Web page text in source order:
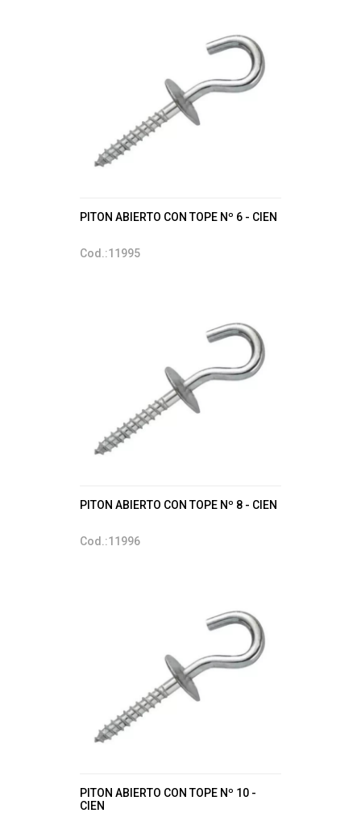
PITON ABIERTO CON TOPE Nº 6 - CIEN
Cod.:11995
PITON ABIERTO CON TOPE Nº 8 - CIEN
Cod.:11996
PITON ABIERTO CON TOPE Nº 10 -
CIEN